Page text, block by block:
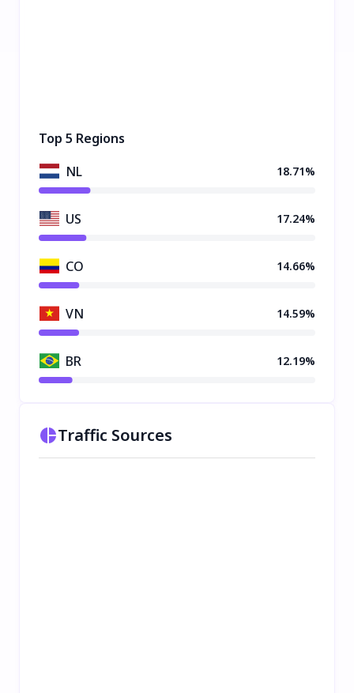
Top 5 Regions
NL
18.71%
US 17.24%
CO 14.66%
VN 14.59%
BR 12.19%
Traffic Sources